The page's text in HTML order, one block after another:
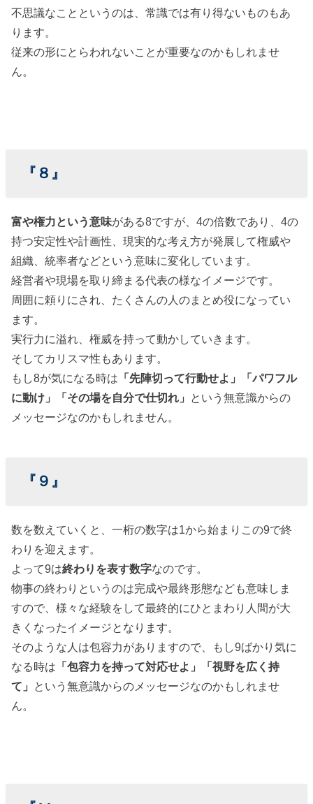
不思議なことというのは、常識では有り得ないものもあ
ります。
従来の形にとらわれないことが重要なのかもしれませ
ん。
『８』
富や権力という意味がある8ですが、4の倍数であり、4の
持つ安定性や計画性、現実的な考え方が発展して権威や
組織、統率者などという意味に変化しています。
経営者や現場を取り締まる代表の様なイメージです。
周囲に頼りにされ、たくさんの人のまとめ役になってい
ます。
実行力に溢れ、権威を持って動かしていきます。
そしてカリスマ性もあります。
もし8が気になる時は 「先陣切って行動せよ」「パワフル
に動け」「その場を自分で仕切れ」 という無意識からの
メッセージなのかもしれません。
『９』
数を数えていくと、一桁の数字は1から始まりこの9で終
わりを迎えます。
よって9は終わりを表す数字なのです。
物事の終わりというのは完成や最終形態なども意味しま
すので、様々な経験をして最終的にひとまわり人間が大
きくなったイメージとなります。
そのような人は包容力がありますので、もし9ばかり気に
なる時は 「包容力を持って対応せよ」「視野を広く持
て」 という無意識からのメッセージなのかもしれませ
ん。